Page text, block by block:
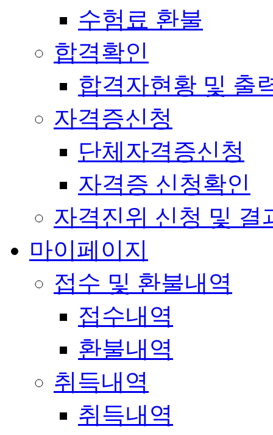
수험료 환불
합격확인
합격자현황 및 출
자격증신청
단체자격증신청
자격증 신청확인
자격진위 신청 및 결
마이페이지
접수 및 환불내역
접수내역
환불내역
취득내역
취득내역